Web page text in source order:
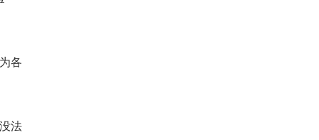
各
法